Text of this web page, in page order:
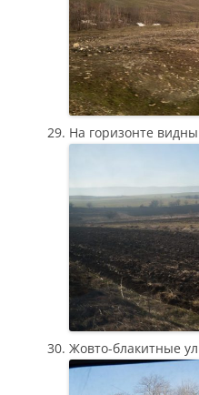
На горизонте
Жовто-блакитные